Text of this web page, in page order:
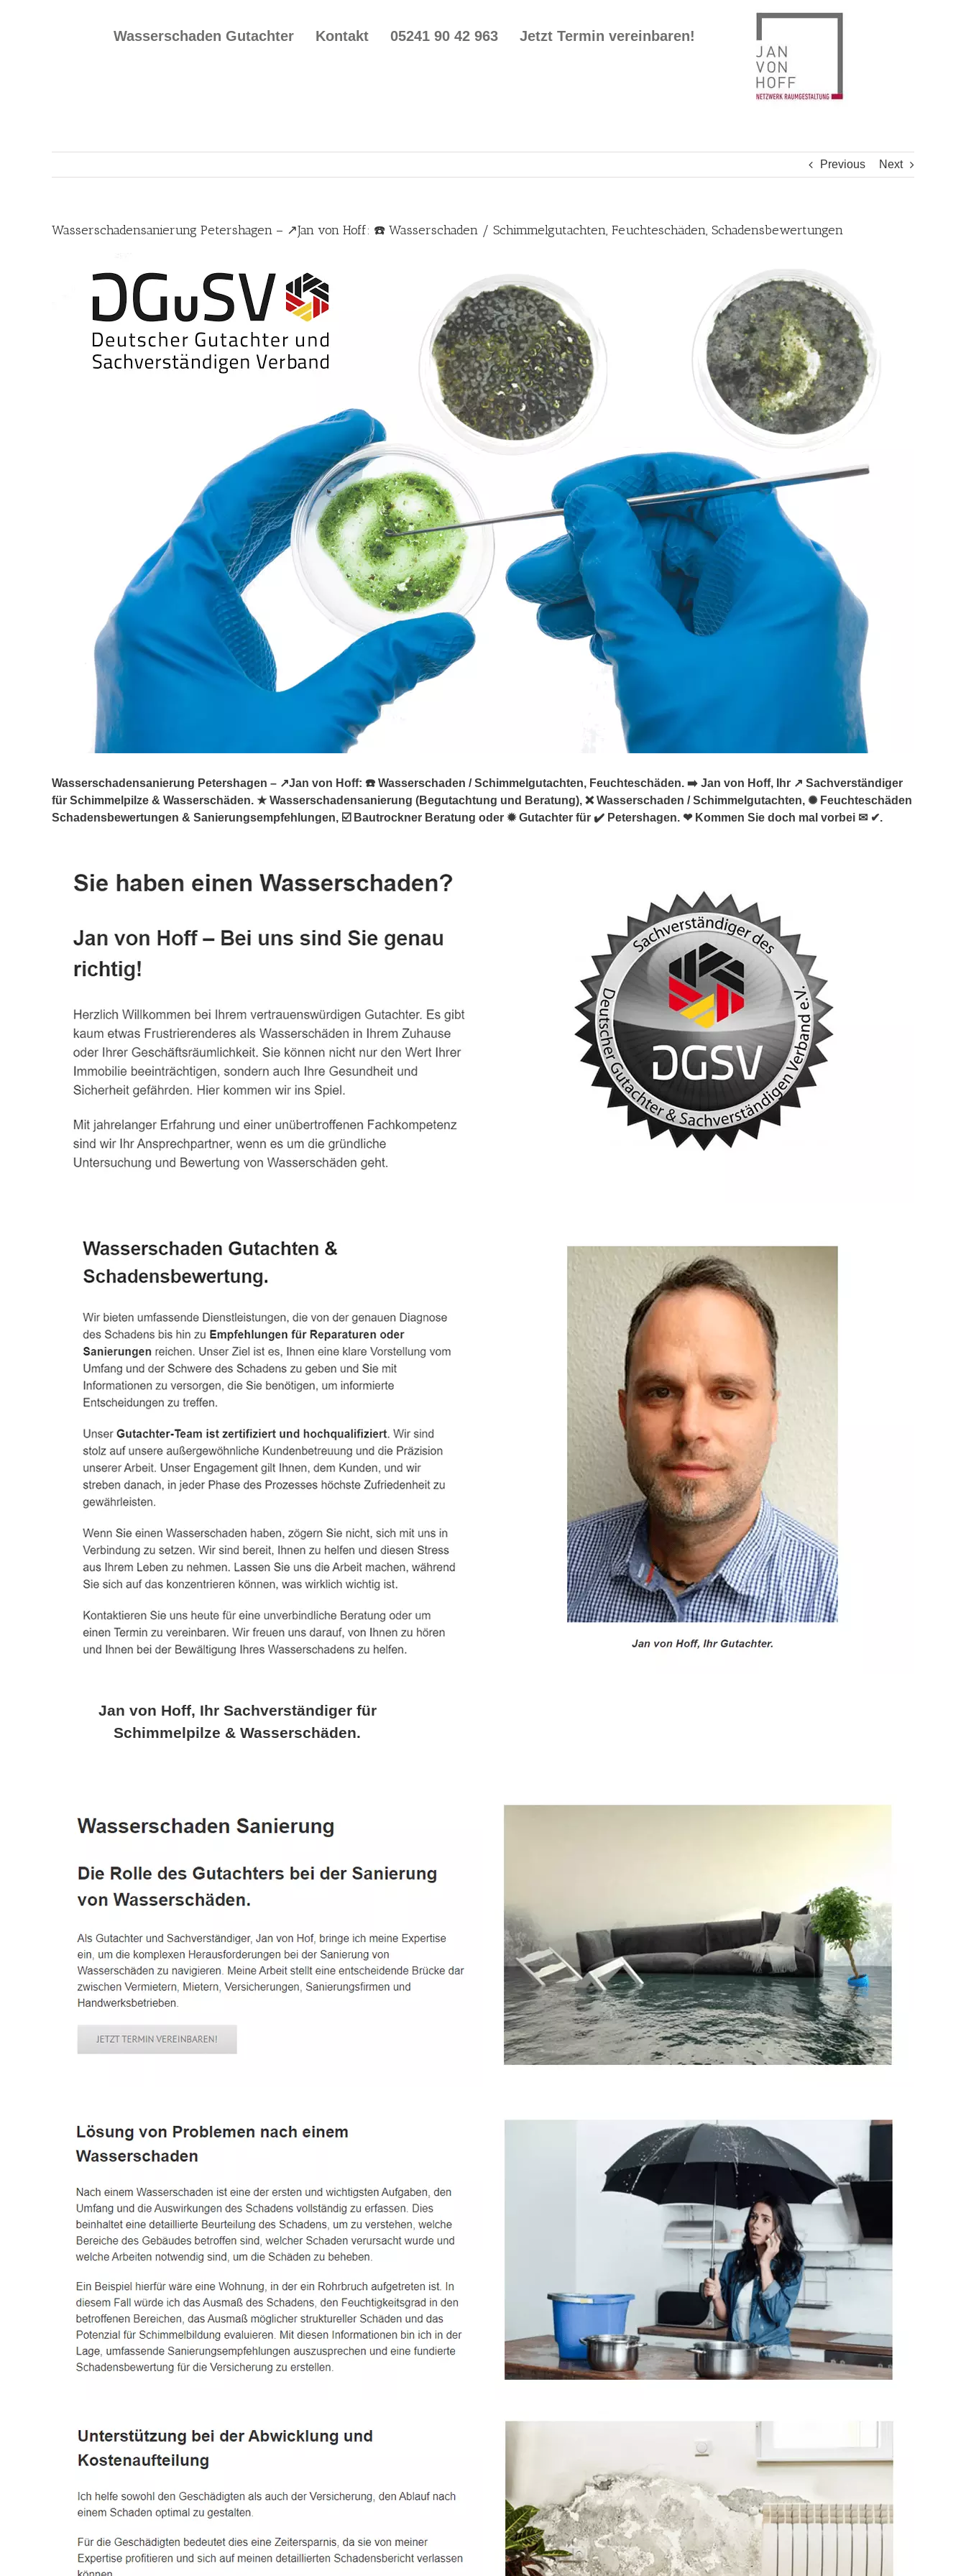
Wasserschaden Gutachter Kontakt 05241 90 42 963 Jetzt Termin vereinbaren!
Previous Next
Wasserschadensanierung Petershagen – ↗️Jan von Hoff: ☎️ Wasserschaden / Schimmelgutachten, Feuchteschäden, Schadensbewertungen
Wasserschadensanierung Petershagen – ↗️Jan von Hoff: ☎️ Wasserschaden / Schimmelgutachten, Feuchteschäden. ➡️ Jan von Hoff, Ihr ↗️ Sachverständiger
für Schimmelpilze & Wasserschäden. ★ Wasserschadensanierung (Begutachtung und Beratung), ❌ Wasserschaden / Schimmelgutachten, ✺ Feuchteschäden
Schadensbewertungen & Sanierungsempfehlungen, ☑️ Bautrockner Beratung oder ✹ Gutachter für ✔️ Petershagen. ❤ Kommen Sie doch mal vorbei ✉ ✔.
Jan von Hoff, Ihr Sachverständiger für
Schimmelpilze & Wasserschäden.